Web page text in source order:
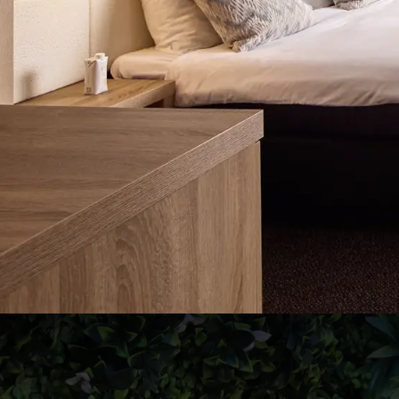
Hoog Zomerarrangement